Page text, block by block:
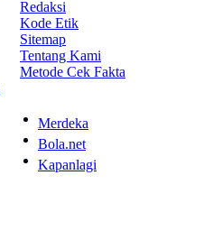
Redaksi
Kode Etik
Sitemap
Tentang Kami
Metode Cek Fakta
Merdeka
Bola.net
Kapanlagi